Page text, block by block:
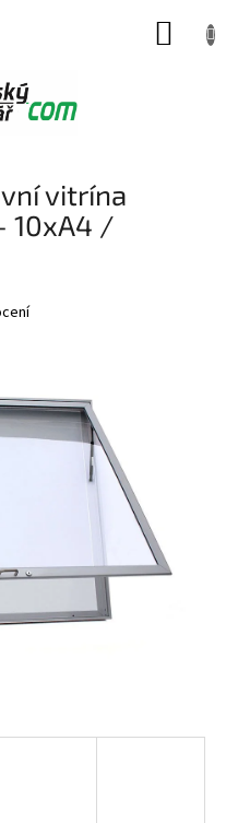
vitrína
10xA4 /